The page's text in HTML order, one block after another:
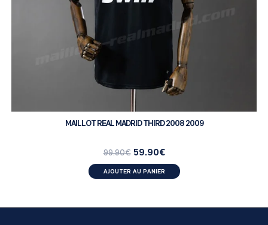
MAILLOT REAL MADRID THIRD 2008 2009
99.90€ 59.90€
AJOUTER AU PANIER